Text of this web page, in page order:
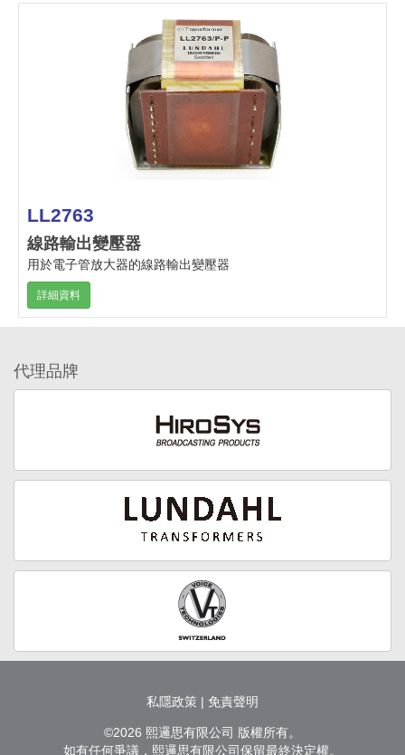
LL2763
線路輸出變壓器
用於電子管放大器的線路輸出變壓器
詳細資料
代理品牌
私隱政策 | 免責聲明
©2026 熙邏思有限公司 版權所有。
如有任何爭議，熙邏思有限公司保留最終決定權。